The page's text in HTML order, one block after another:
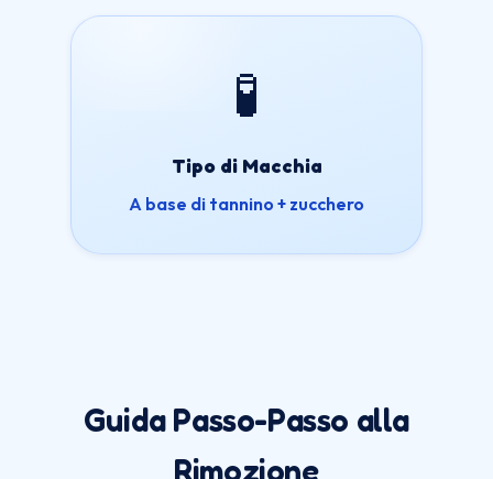
🧪
Tipo di Macchia
A base di tannino + zucchero
Guida Passo-Passo alla
Rimozione